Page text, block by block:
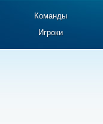
Команды
Игроки